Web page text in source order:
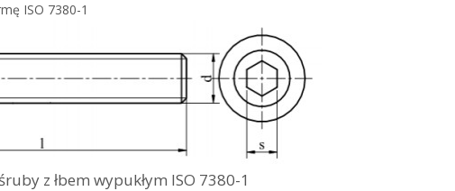
ISO 7380-1
z łbem wypukłym ISO 7380-1